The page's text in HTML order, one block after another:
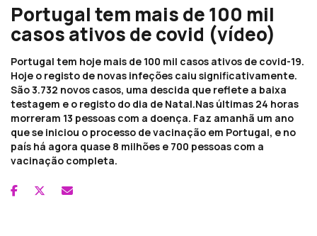
Portugal tem mais de 100 mil
casos ativos de covid (vídeo)
Portugal tem hoje mais de 100 mil casos ativos de covid-19.
Hoje o registo de novas infeções caiu significativamente.
São 3.732 novos casos, uma descida que reflete a baixa
testagem e o registo do dia de Natal.Nas últimas 24 horas
morreram 13 pessoas com a doença. Faz amanhã um ano
que se iniciou o processo de vacinação em Portugal, e no
país há agora quase 8 milhões e 700 pessoas com a
vacinação completa.